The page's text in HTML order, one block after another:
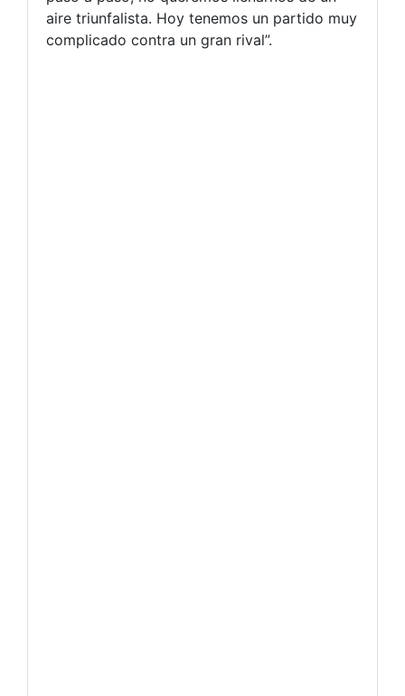
aire triunfalista. Hoy tenemos un partido muy
complicado contra un gran rival”.